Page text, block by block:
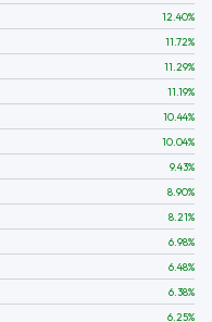
12.40%
11.72%
11.29%
11.19%
10.44%
10.04%
9.43%
8.90%
8.21%
6.98%
6.48%
6.38%
6.25%